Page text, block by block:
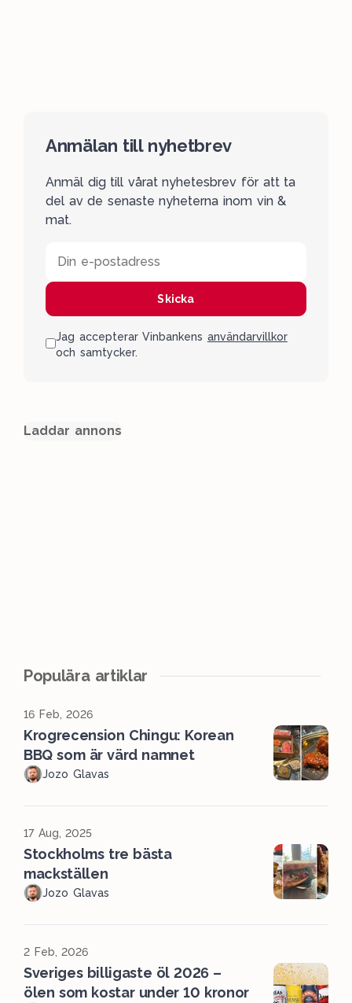
Anmälan till nyhetbrev
Anmäl dig till vårat nyhetesbrev för att ta
del av de senaste nyheterna inom vin &
mat.
Din e-postadress
Skicka
Jag accepterar Vinbankens användarvillkor
och samtycker.
Laddar annons
Populära artiklar
16 Feb, 2026
Krogrecension Chingu: Korean
BBQ som är värd namnet
Jozo Glavas
17 Aug, 2025
Stockholms tre bästa
mackställen
Jozo Glavas
2 Feb, 2026
Sveriges billigaste öl 2026 –
ölen som kostar under 10 kronor